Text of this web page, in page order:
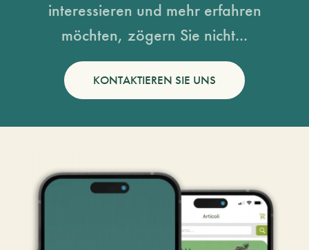
interessieren und mehr erfahren
möchten, zögern Sie nicht...
KONTAKTIEREN SIE UNS